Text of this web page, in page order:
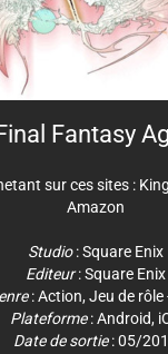
Fantasy
sur ces sites :
Amazon
Studio:Square Enix
Editeur:Square Enix
:Action, Jeu de rôle
Plateforme:Android,
Date de sortie: 05/